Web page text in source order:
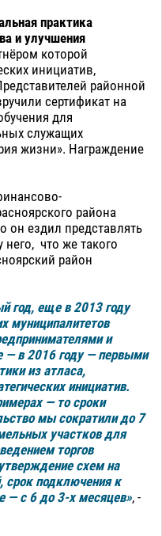
практика
и улучшения
которой
инициатив,
районной
сертификат на
для
служащих
жизни». Награждение
района
он ездил представлять
что же такого
район
год, еще в 2013 году
муниципалитетов
и
— в 2016 году — первыми
из атласа,
инициатив.
— то сроки
мы сократили до 7
участков для
торгов
схем на
срок подключения к
— с 6 до 3-х месяцев», -